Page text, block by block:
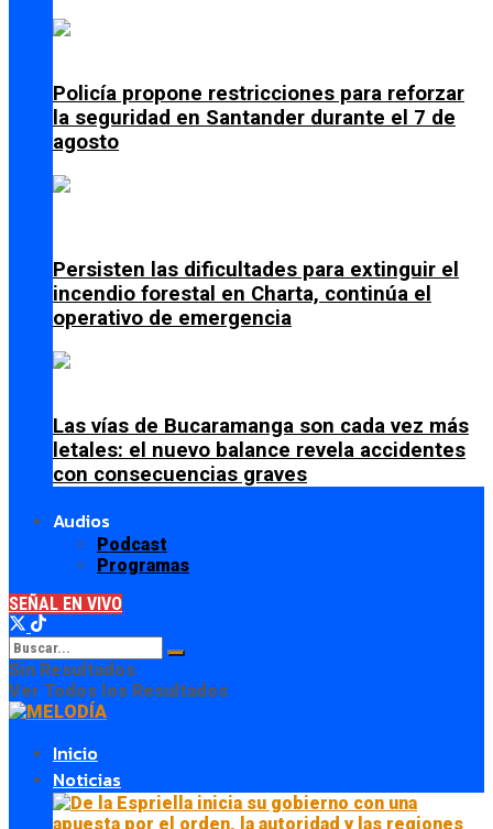
Policía propone restricciones para reforzar
la seguridad en Santander durante el 7 de
agosto
Persisten las dificultades para extinguir el
incendio forestal en Charta, continúa el
operativo de emergencia
Las vías de Bucaramanga son cada vez más
letales: el nuevo balance revela accidentes
con consecuencias graves
Audios
Podcast
Programas
SEÑAL EN VIVO
Sin Resultados
Ver Todos los Resultados
Inicio
Noticias